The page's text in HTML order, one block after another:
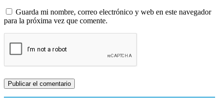
Guarda mi nombre, correo electrónico y web en este navegador
para la próxima vez que comente.